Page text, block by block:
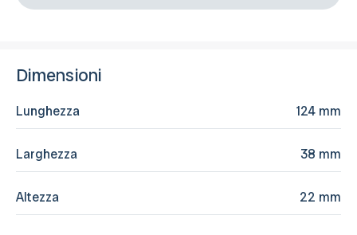
Dimensioni
Lunghezza 124 mm
Larghezza 38 mm
Altezza 22 mm